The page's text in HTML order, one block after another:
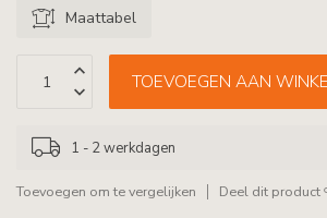
Maattabel
TOEVOEGEN AAN
1 - 2 werkdagen
Toevoegen om te vergelijken Deel dit product